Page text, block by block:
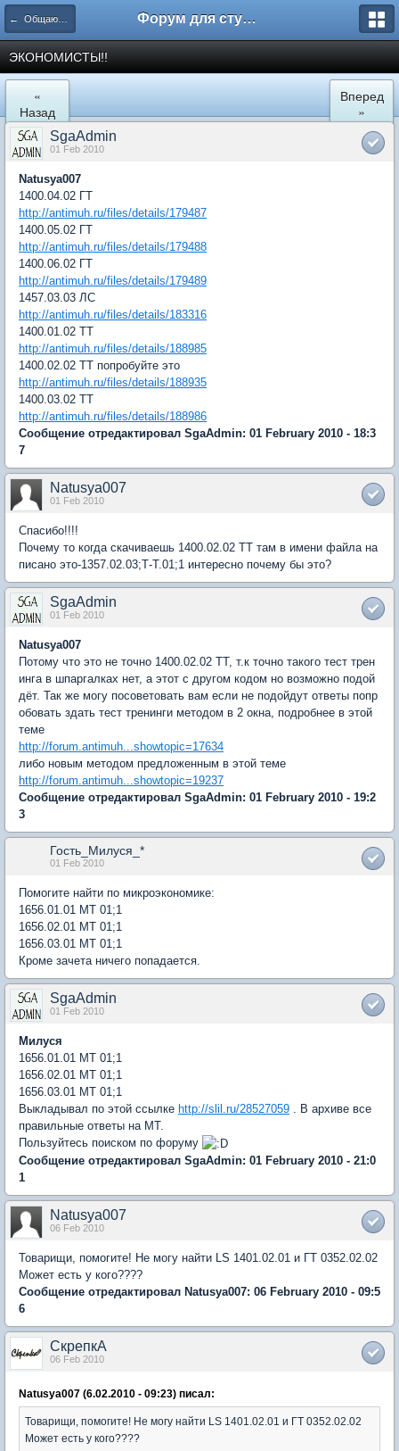
← Общаются экономисты Форум для студента СГА
ЭКОНОМИСТЫ!!
«
Назад
Вперед
»
SgaAdmin
01 Feb 2010
Natusya007
1400.04.02 ГТ
http://antimuh.ru/files/details/179487
1400.05.02 ГТ
http://antimuh.ru/files/details/179488
1400.06.02 ГТ
http://antimuh.ru/files/details/179489
1457.03.03 ЛС
http://antimuh.ru/files/details/183316
1400.01.02 ТТ
http://antimuh.ru/files/details/188985
1400.02.02 ТТ попробуйте это
http://antimuh.ru/files/details/188935
1400.03.02 ТТ
http://antimuh.ru/files/details/188986
Сообщение отредактировал SgaAdmin: 01 February 2010 - 18:3
7
Natusya007
01 Feb 2010
Спасибо!!!!
Почему то когда скачиваешь 1400.02.02 ТТ там в имени файла на
писано это-1357.02.03;Т-Т.01;1 интересно почему бы это?
SgaAdmin
01 Feb 2010
Natusya007
Потому что это не точно 1400.02.02 ТТ, т.к точно такого тест трен
инга в шпаргалках нет, а этот с другом кодом но возможно подой
дёт. Так же могу посоветовать вам если не подойдут ответы попр
обовать здать тест тренинги методом в 2 окна, подробнее в этой
теме
http://forum.antimuh...showtopic=17634
либо новым методом предложенным в этой теме
http://forum.antimuh...showtopic=19237
Сообщение отредактировал SgaAdmin: 01 February 2010 - 19:2
3
Гость_Милуся_*
01 Feb 2010
Помогите найти по микроэкономике:
1656.01.01 МТ 01;1
1656.02.01 МТ 01;1
1656.03.01 МТ 01;1
Кроме зачета ничего попадается.
SgaAdmin
01 Feb 2010
Милуся
1656.01.01 МТ 01;1
1656.02.01 МТ 01;1
1656.03.01 МТ 01;1
Выкладывал по этой ссылке http://slil.ru/28527059 . В архиве все
правильные ответы на МТ.
Пользуйтесь поиском по форуму
Сообщение отредактировал SgaAdmin: 01 February 2010 - 21:0
1
Natusya007
06 Feb 2010
Товарищи, помогите! Не могу найти LS 1401.02.01 и ГТ 0352.02.02
Может есть у кого????
Сообщение отредактировал Natusya007: 06 February 2010 - 09:5
6
СкрепкА
06 Feb 2010
Natusya007 (6.02.2010 - 09:23) писал:
Товарищи, помогите! Не могу найти LS 1401.02.01 и ГТ 0352.02.02
Может есть у кого????